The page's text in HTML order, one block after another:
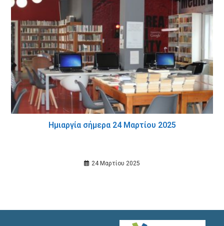
Ημιαργία σήμερα 24 Μαρτίου 2025
24 Μαρτίου 2025